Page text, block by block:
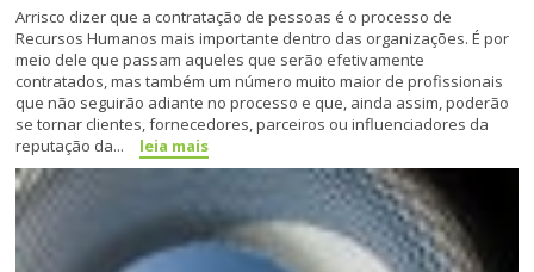
Arrisco dizer que a contratação de pessoas é o processo de
Recursos Humanos mais importante dentro das organizações. É por
meio dele que passam aqueles que serão efetivamente
contratados, mas também um número muito maior de profissionais
que não seguirão adiante no processo e que, ainda assim, poderão
se tornar clientes, fornecedores, parceiros ou influenciadores da
reputação da...
leia mais